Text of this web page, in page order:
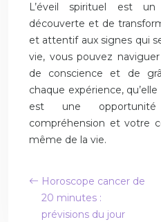
L’éveil spirituel est
découverte et de
et attentif aux signes qui
vie, vous pouvez
de conscience et de
chaque expérience,
est une opportunité
compréhension et votre
même de la vie.
Horoscope cancer de
20 minutes :
prévisions du jour